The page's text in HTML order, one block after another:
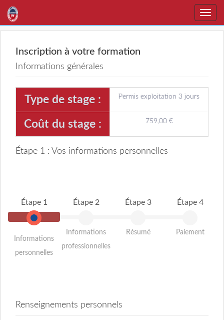
Toggle
Inscription à votre formation
Informations générales
Type de stage : Permis exploitation 3 jours
Coût du stage : 759,00 €
Étape 1 : Vos informations personnelles
Étape 1
Informations
personnelles
Étape 2
Informations
professionnelles
Étape 3
Résumé
Étape 4
Paiement
Renseignements personnels